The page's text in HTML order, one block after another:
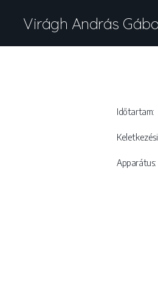
Virágh András
Időtartam:
Apparátus: